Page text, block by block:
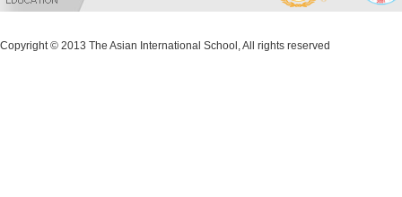
Copyright © 2013 The Asian International School, All rights reserved